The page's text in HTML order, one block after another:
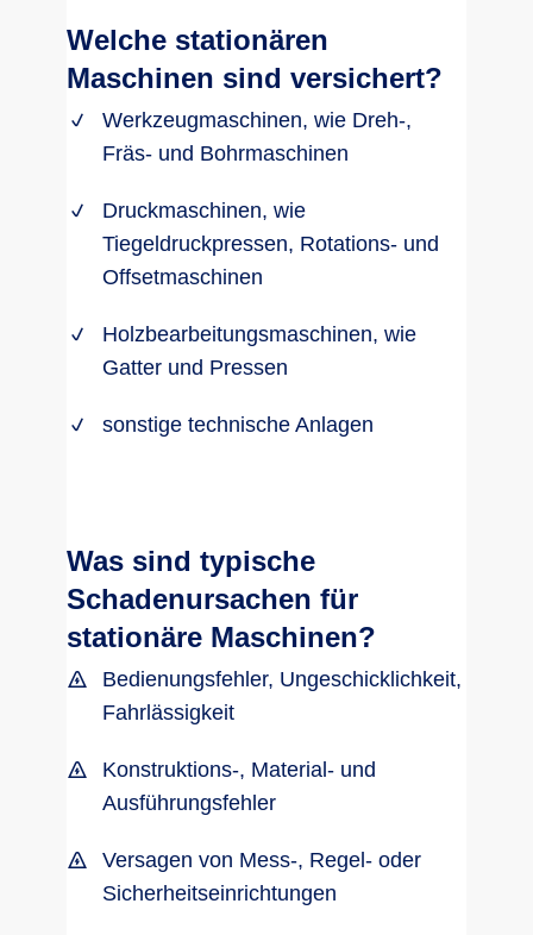
Welche stationären
Maschinen sind versichert?
Werkzeugmaschinen, wie Dreh-,
Fräs- und Bohrmaschinen
Druckmaschinen, wie
Tiegeldruckpressen, Rotations- und
Offsetmaschinen
Holzbearbeitungsmaschinen, wie
Gatter und Pressen
sonstige technische Anlagen
Was sind typische
Schadenursachen für
stationäre Maschinen?
Bedienungsfehler, Ungeschicklichkeit,
Fahrlässigkeit
Konstruktions-, Material- und
Ausführungsfehler
Versagen von Mess-, Regel- oder
Sicherheitseinrichtungen